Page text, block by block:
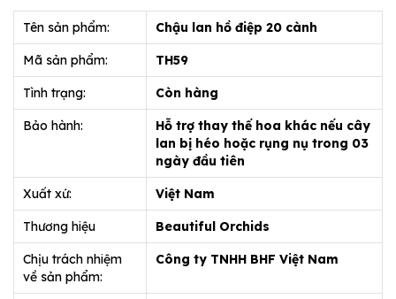
Tên sản phẩm: Chậu lan hồ điệp 20 cành
Mã sản phẩm: TH59
Tình trạng: Còn hàng
Bảo hành:
Hỗ trợ thay thế hoa khác nếu cây
lan bị héo hoặc rụng nụ trong 03
ngày đầu tiên
Xuất xứ: Việt Nam
Thương hiệu Beautiful Orchids
Chịu trách nhiệm
về sản phẩm:
Công ty TNHH BHF Việt Nam